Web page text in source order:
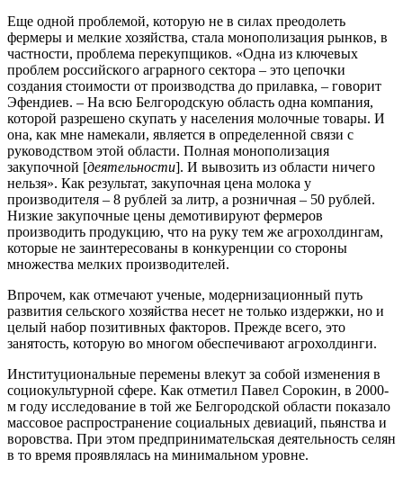
Еще одной проблемой, которую не в силах преодолеть
фермеры и мелкие хозяйства, стала монополизация рынков, в
частности, проблема перекупщиков. «Одна из ключевых
проблем российского аграрного сектора – это цепочки
создания стоимости от производства до прилавка, – говорит
Эфендиев. – На всю Белгородскую область одна компания,
которой разрешено скупать у населения молочные товары. И
она, как мне намекали, является в определенной связи с
руководством этой области. Полная монополизация
закупочной [деятельности]. И вывозить из области ничего
нельзя». Как результат, закупочная цена молока у
производителя – 8 рублей за литр, а розничная – 50 рублей.
Низкие закупочные цены демотивируют фермеров
производить продукцию, что на руку тем же агрохолдингам,
которые не заинтересованы в конкуренции со стороны
множества мелких производителей.
Впрочем, как отмечают ученые, модернизационный путь
развития сельского хозяйства несет не только издержки, но и
целый набор позитивных факторов. Прежде всего, это
занятость, которую во многом обеспечивают агрохолдинги.
Институциональные перемены влекут за собой изменения в
социокультурной сфере. Как отметил Павел Сорокин, в 2000-
м году исследование в той же Белгородской области показало
массовое распространение социальных девиаций, пьянства и
воровства. При этом предпринимательская деятельность селян
в то время проявлялась на минимальном уровне.